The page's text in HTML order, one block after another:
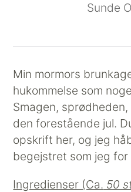
Sunde
Min mormors
hukommelse som
Smagen,
den forestående jul.
opskrift her, og jeg
begejstret som jeg
Ingredienser (Ca. 50